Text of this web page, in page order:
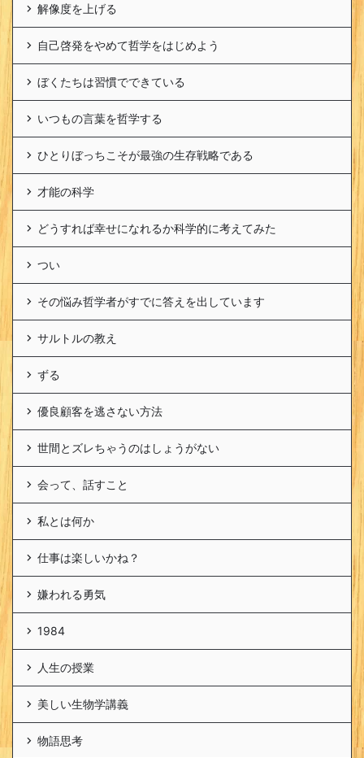
解像度を上げる
自己啓発をやめて哲学をはじめよう
ぼくたちは習慣でできている
いつもの言葉を哲学する
ひとりぼっちこそが最強の生存戦略である
才能の科学
どうすれば幸せになれるか科学的に考えてみた
つい
その悩み哲学者がすでに答えを出しています
サルトルの教え
ずる
優良顧客を逃さない方法
世間とズレちゃうのはしょうがない
会って、話すこと
私とは何か
仕事は楽しいかね？
嫌われる勇気
1984
人生の授業
美しい生物学講義
物語思考